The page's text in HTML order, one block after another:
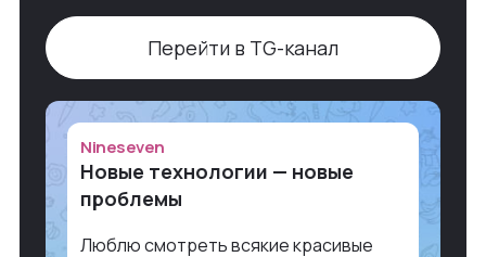
Перейти в TG-канал
Nineseven
Новые технологии — новые
проблемы
Люблю смотреть всякие красивые